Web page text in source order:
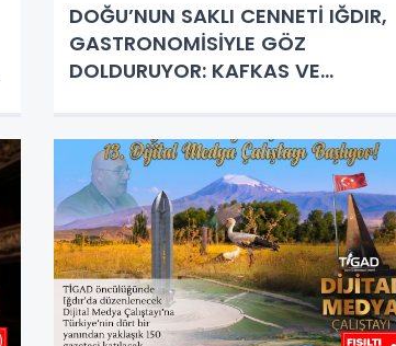
DOĞU’NUN SAKLI CENNETİ IĞDIR,
GASTRONOMİSİYLE GÖZ
DOLDURUYOR: KAFKAS VE